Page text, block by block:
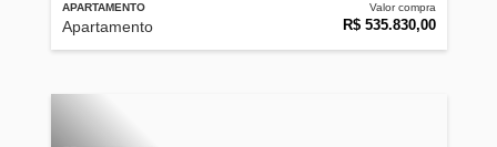
APARTAMENTO
Apartamento
Valor compra
R$ 535.830,00